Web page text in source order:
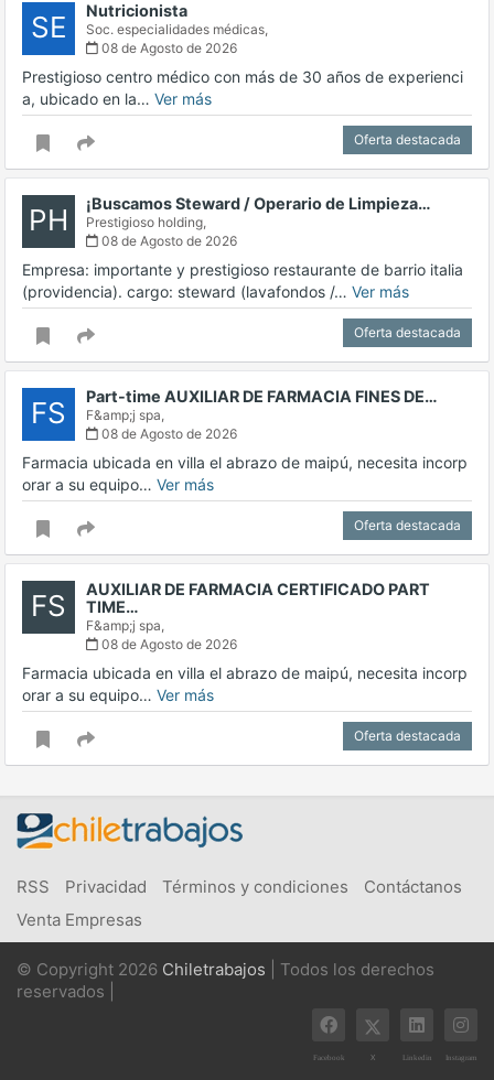
SE Nutricionista
Soc. especialidades médicas,
08 de Agosto de 2026
Prestigioso centro médico con más de 30 años de experienci
a, ubicado en la… Ver más
Oferta destacada
PH ¡Buscamos Steward / Operario de Limpieza…
Prestigioso holding,
08 de Agosto de 2026
Empresa: importante y prestigioso restaurante de barrio italia
(providencia). cargo: steward (lavafondos /… Ver más
Oferta destacada
FS Part-time AUXILIAR DE FARMACIA FINES DE…
F&amp;j spa,
08 de Agosto de 2026
Farmacia ubicada en villa el abrazo de maipú, necesita incorp
orar a su equipo… Ver más
Oferta destacada
FS
AUXILIAR DE FARMACIA CERTIFICADO PART
TIME…
F&amp;j spa,
08 de Agosto de 2026
Farmacia ubicada en villa el abrazo de maipú, necesita incorp
orar a su equipo… Ver más
Oferta destacada
RSS Privacidad Términos y condiciones
Contáctanos
Venta Empresas
© Copyright 2026 Chiletrabajos | Todos los derechos
reservados |
Facebook X Linkedin Instagram